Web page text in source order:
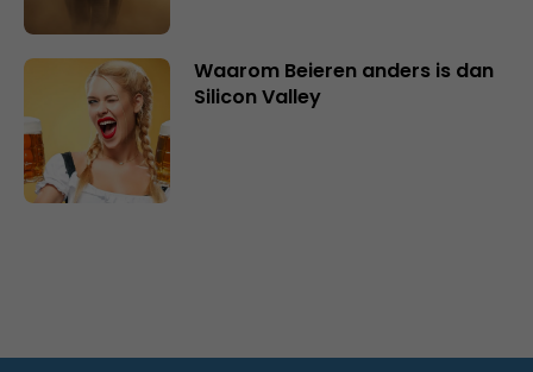
Waarom Beieren anders is dan
Silicon Valley